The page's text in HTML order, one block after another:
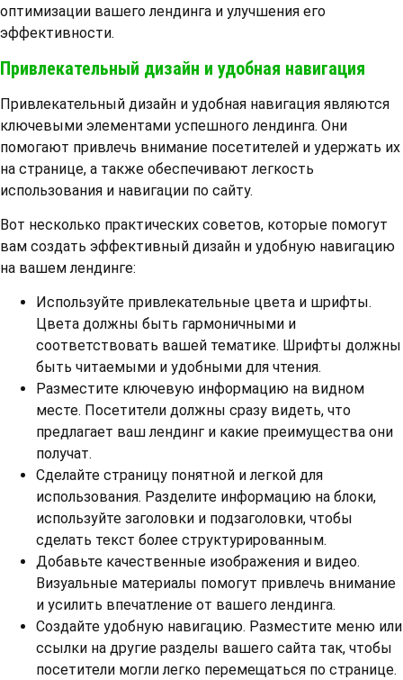
оптимизации вашего лендинга и улучшения его
эффективности.
Привлекательный дизайн и удобная навигация
Привлекательный дизайн и удобная навигация являются
ключевыми элементами успешного лендинга. Они
помогают привлечь внимание посетителей и удержать их
на странице, а также обеспечивают легкость
использования и навигации по сайту.
Вот несколько практических советов, которые помогут
вам создать эффективный дизайн и удобную навигацию
на вашем лендинге:
Используйте привлекательные цвета и шрифты.
Цвета должны быть гармоничными и
соответствовать вашей тематике. Шрифты должны
быть читаемыми и удобными для чтения.
Разместите ключевую информацию на видном
месте. Посетители должны сразу видеть, что
предлагает ваш лендинг и какие преимущества они
получат.
Сделайте страницу понятной и легкой для
использования. Разделите информацию на блоки,
используйте заголовки и подзаголовки, чтобы
сделать текст более структурированным.
Добавьте качественные изображения и видео.
Визуальные материалы помогут привлечь внимание
и усилить впечатление от вашего лендинга.
Создайте удобную навигацию. Разместите меню или
ссылки на другие разделы вашего сайта так, чтобы
посетители могли легко перемещаться по странице.